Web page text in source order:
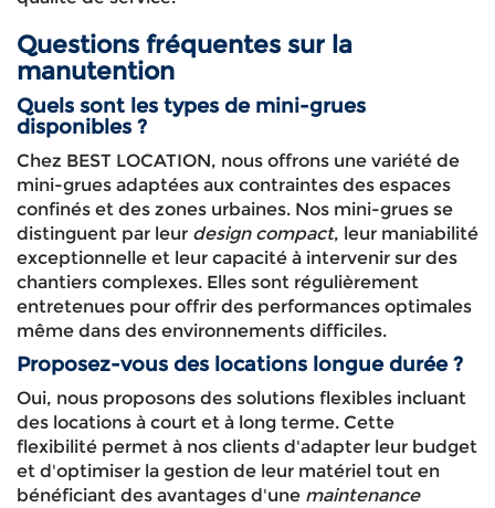
Questions fréquentes sur la
manutention
Quels sont les types de mini-grues
disponibles ?
Chez BEST LOCATION, nous offrons une variété de
mini-grues adaptées aux contraintes des espaces
confinés et des zones urbaines. Nos mini-grues se
distinguent par leur design compact, leur maniabilité
exceptionnelle et leur capacité à intervenir sur des
chantiers complexes. Elles sont régulièrement
entretenues pour offrir des performances optimales
même dans des environnements difficiles.
Proposez-vous des locations longue durée ?
Oui, nous proposons des solutions flexibles incluant
des locations à court et à long terme. Cette
flexibilité permet à nos clients d'adapter leur budget
et d'optimiser la gestion de leur matériel tout en
bénéficiant des avantages d'une maintenance